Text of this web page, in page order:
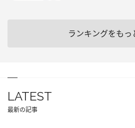
ランキングをもっ
LATEST
最新の記事